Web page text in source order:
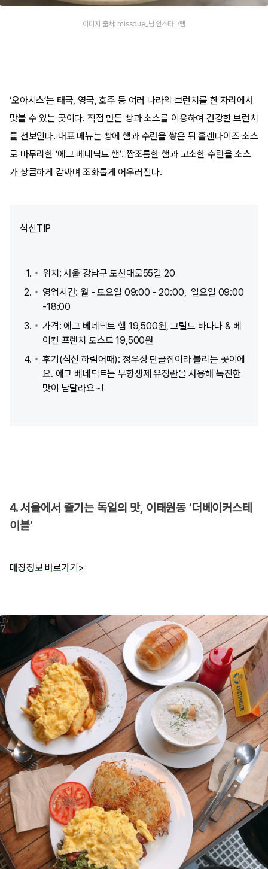
이미지 출처: missdue_님 인스타그램
‘오아시스’는 태국, 영국, 호주 등 여러 나라의 브런치를 한 자리에서
맛볼 수 있는 곳이다. 직접 만든 빵과 소스를 이용하여 건강한 브런치
를 선보인다. 대표 메뉴는 빵에 햄과 수란을 쌓은 뒤 홀랜다이즈 소스
로 마무리한 ‘에그 베네딕트 햄’. 짭조름한 햄과 고소한 수란을 소스
가 상큼하게 감싸며 조화롭게 어우러진다.
식신TIP
위치: 서울 강남구 도산대로55길 20​
영업시간: 월 - 토요일 09:00 - 20:00, 일요일 09:00
-18:00
가격: 에그 베네딕트 햄 19,500원, 그릴드 바나나 & 베
이컨 프렌치 토스트 19,500원
후기(식신 하림어때): 정우성 단골집이라 불리는 곳이에
요. 에그 베네딕트는 무항생제 유정란을 사용해 녹진한
맛이 남달라요~!
4. 서울에서 즐기는 독일의 맛, 이태원동 ‘더베이커스테
이블’
매장정보 바로가기>